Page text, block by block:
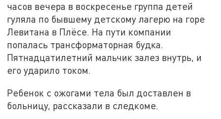
часов вечера в воскресенье группа детей
гуляла по бывшему детскому лагерю на горе
Левитана в Плёсе. На пути компании
попалась трансформаторная будка.
Пятнадцатилетний мальчик залез внутрь, и
его ударило током.
Ребенок с ожогами тела был доставлен в
больницу, рассказали в следкоме.